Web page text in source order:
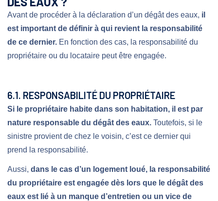
Avant de procéder à la déclaration d’un dégât des eaux, il
est important de définir à qui revient la responsabilité
de ce dernier. En fonction des cas, la responsabilité du
propriétaire ou du locataire peut être engagée.
6.1. RESPONSABILITÉ DU PROPRIÉTAIRE
Si le propriétaire habite dans son habitation, il est par
nature responsable du dégât des eaux. Toutefois, si le
sinistre provient de chez le voisin, c’est ce dernier qui
prend la responsabilité.
Aussi, dans le cas d’un logement loué, la responsabilité
du propriétaire est engagée dès lors que le dégât des
eaux est lié à un manque d’entretien ou un vice de